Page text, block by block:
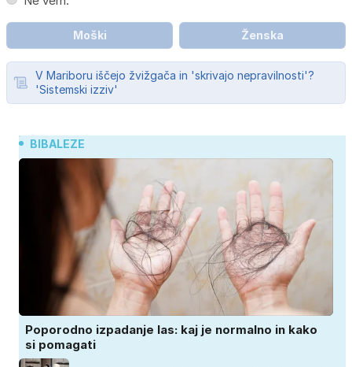
Moški Ženska
V Mariboru iščejo žvižgača in 'skrivajo nepravilnosti'?
'Sistemski izziv'
BIBALEZE
Poporodno izpadanje las: kaj je normalno in kako
si pomagati